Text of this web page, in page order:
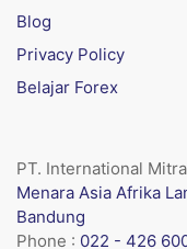
Blog
Privacy Policy
Belajar Forex
PT. International
Menara Asia Afrika
Bandung
Phone : 022 - 426